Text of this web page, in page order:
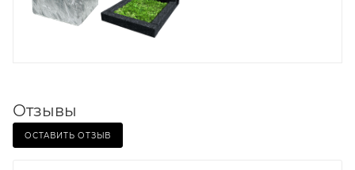
Отзывы
ОСТАВИТЬ ОТЗЫВ